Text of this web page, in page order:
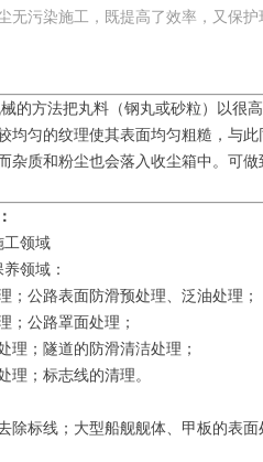
无污染施工，既提高了效率，又保护
的方法把丸料（钢丸或砂粒）以很
均匀的纹理使其表面均匀粗糙，与
杂质和粉尘也会落入收尘箱中。可
工领域
领域：
；公路表面防滑预处理、泛油处理；
；公路罩面处理；
理；隧道的防滑清洁处理；
理；标志线的清理。
除标线；大型船舰舰体、甲板的表面